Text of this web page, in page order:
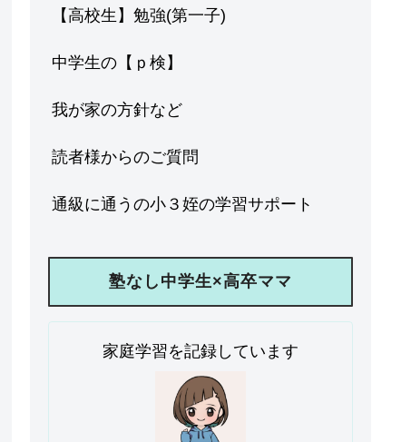
【高校生】勉強(第一子)
中学生の【ｐ検】
我が家の方針など
読者様からのご質問
通級に通うの小３姪の学習サポート
塾なし中学生×高卒ママ
家庭学習を記録しています